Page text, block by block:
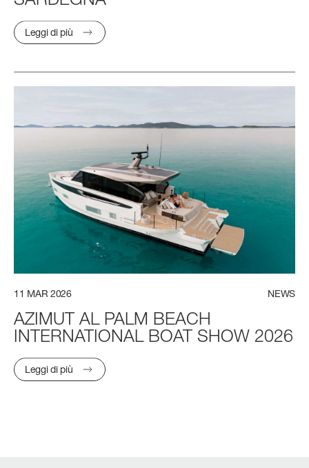
Leggi di più
11 MAR 2026 NEWS
AZIMUT AL PALM BEACH
INTERNATIONAL BOAT SHOW 2026
Leggi di più